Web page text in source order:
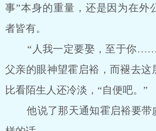
事”本身的重量，还是因为在外
者皆有。
“人我一定要娶，至于你
父亲的眼神望霍启裕，而褪去这
比看陌生人还冷淡，“自便吧。”
他说了那天通知霍启裕要带